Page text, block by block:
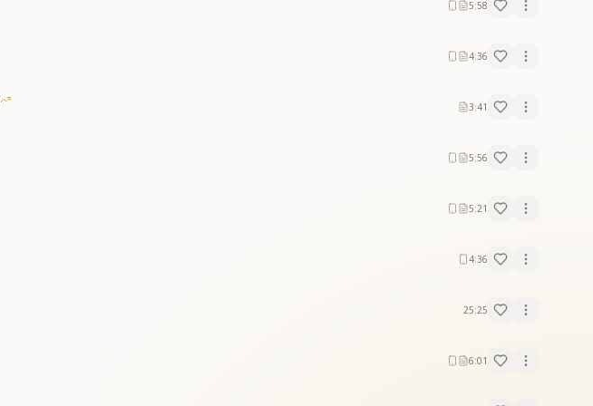
5:58
4:36
3:41
5:56
5:21
4:36
25:25
6:01